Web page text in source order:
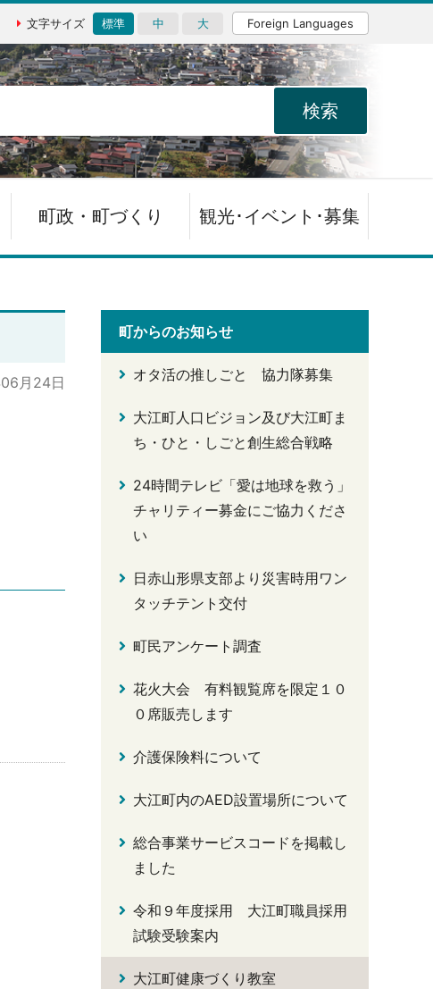
文字サイズ 標準 中 大 Foreign Languages
町政・町づくり 観光･イベント･募集
月24日
町からのお知らせ
オタ活の推しごと 協力隊募集
大江町人口ビジョン及び大江町ま
ち・ひと・しごと創生総合戦略
24時間テレビ「愛は地球を救う」
チャリティー募金にご協力くださ
い
日赤山形県支部より災害時用ワン
タッチテント交付
町民アンケート調査
花火大会 有料観覧席を限定１０
０席販売します
介護保険料について
大江町内のAED設置場所について
総合事業サービスコードを掲載し
ました
令和９年度採用 大江町職員採用
試験受験案内
大江町健康づくり教室